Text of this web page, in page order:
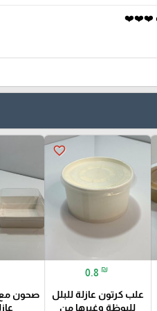
❤️❤️❤️
favorite_border
0.8 ₪
علب كرتون عازلة للبلل
للبوظة وغيرها من
صحون